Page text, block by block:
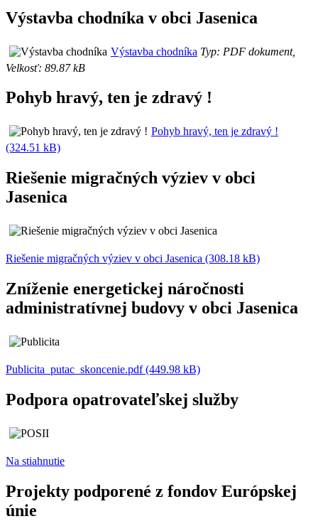
Výstavba chodníka v obci Jasenica
Výstavba chodníka Typ: PDF dokument,
Velkosť: 89.87 kB
Pohyb hravý, ten je zdravý !
Pohyb hravý, ten je zdravý !
(324.51 kB)
Riešenie migračných výziev v obci
Jasenica
Riešenie migračných výziev v obci Jasenica (308.18 kB)
Zníženie energetickej náročnosti
administratívnej budovy v obci Jasenica
Publicita_putac_skoncenie.pdf (449.98 kB)
Podpora opatrovateľskej služby
Na stiahnutie
Projekty podporené z fondov Európskej
únie